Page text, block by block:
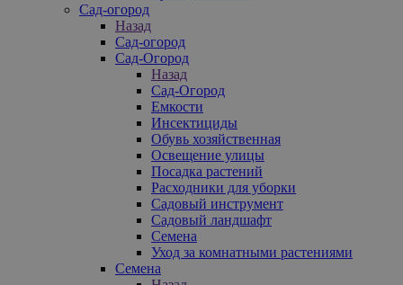
Сад-огород
Назад
Сад-огород
Сад-Огород
Назад
Сад-Огород
Емкости
Инсектициды
Обувь хозяйственная
Освещение улицы
Посадка растений
Расходники для уборки
Садовый инструмент
Садовый ландшафт
Семена
Уход за комнатными растениями
Семена